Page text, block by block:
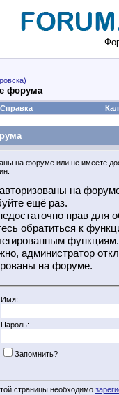
форума
Справка
на форуме или не имеете
на
ещё раз.
прав для
обратиться к
функциям.
администратор
на форуме.
Имя:
Пароль:
Запомнить?
страницы необходимо